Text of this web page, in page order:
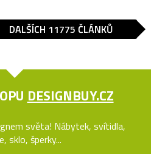
DALŠÍCH 11775 ČLÁNKŮ
DESIGNBUY.CZ
světa! Nábytek, svítidla,
sklo, šperky...